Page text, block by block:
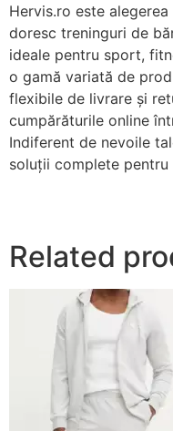
Hervis.ro este
doresc treninguri de
ideale pentru sport,
o gamă variată de
flexibile de livrare și
cumpărăturile online
Indiferent de nevoile
soluții complete
Related